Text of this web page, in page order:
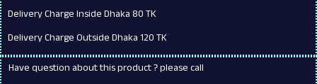
Delivery Charge Inside Dhaka 80 TK
Delivery Charge Outside Dhaka 120 TK
Have question about this product ? please call